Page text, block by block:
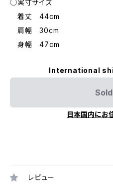
◯実寸サイズ
着丈 44cm
肩幅 30cm
身幅 47cm
International
日本国内にお
レビュー